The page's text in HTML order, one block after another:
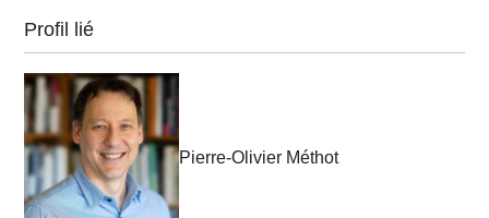
Profil lié
Pierre-Olivier Méthot